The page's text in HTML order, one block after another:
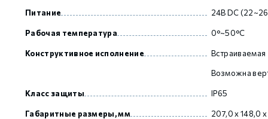
Питание 24В DC
Рабочая температура 0°~50°C
Конструктивное исполнение Встраиваемая
Возможна
Класс защиты IP65
Габаритные размеры, мм 207,0 х 148,0